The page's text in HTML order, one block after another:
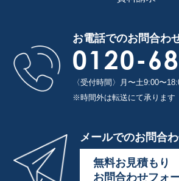
お電話でのお問合わ
0120-
〈受付時間〉月〜土9:00〜
※時間外は転送にて承ります
メールでのお問合
無料お見積もり
お問合わせフォ